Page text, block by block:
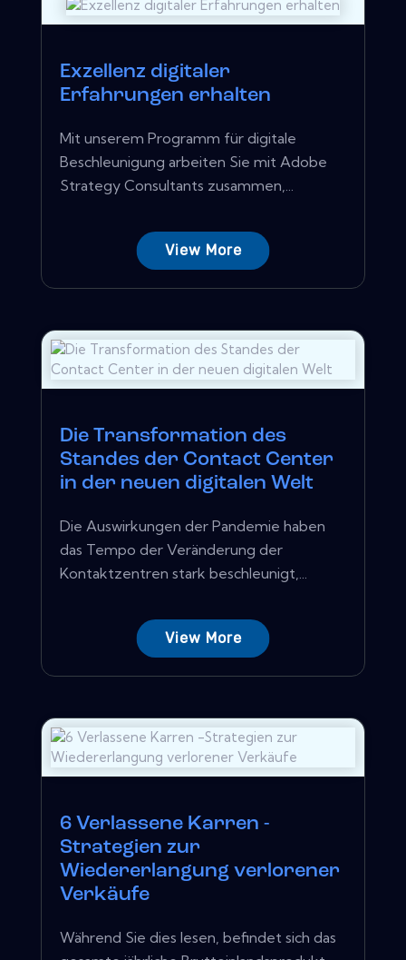
Exzellenz digitaler
Erfahrungen erhalten
Mit unserem Programm für digitale
Beschleunigung arbeiten Sie mit Adobe
Strategy Consultants zusammen,...
View More
Die Transformation des
Standes der Contact Center
in der neuen digitalen Welt
Die Auswirkungen der Pandemie haben
das Tempo der Veränderung der
Kontaktzentren stark beschleunigt,...
View More
6 Verlassene Karren -
Strategien zur
Wiedererlangung verlorener
Verkäufe
Während Sie dies lesen, befindet sich das